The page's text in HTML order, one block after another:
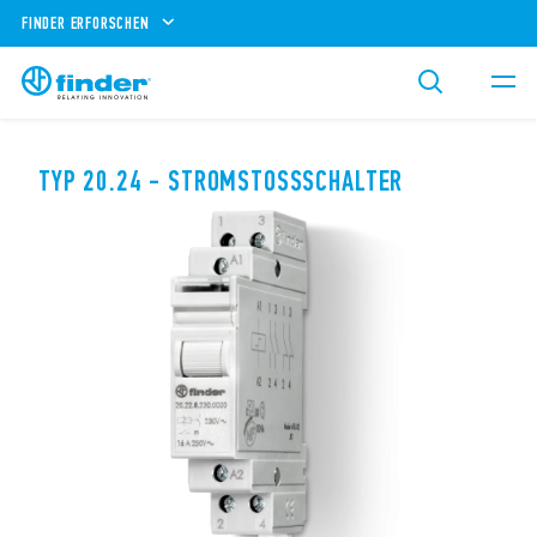
FINDER ERFORSCHEN
TYP 20.24 - STROMSTOSSSCHALTER